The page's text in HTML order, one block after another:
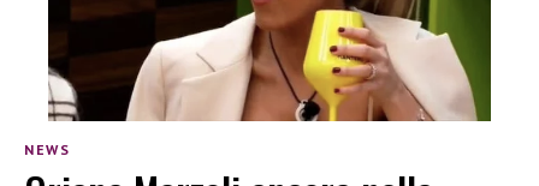
NEWS